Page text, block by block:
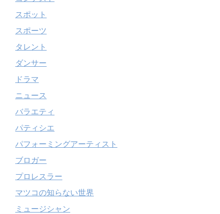
スポット
スポーツ
タレント
ダンサー
ドラマ
ニュース
バラエティ
パティシエ
パフォーミングアーティスト
ブロガー
プロレスラー
マツコの知らない世界
ミュージシャン